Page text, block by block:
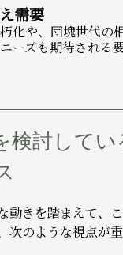
需要
化や、団塊世代の
ーズも期待される要
検討してい
動きを踏まえて、
次のような視点が